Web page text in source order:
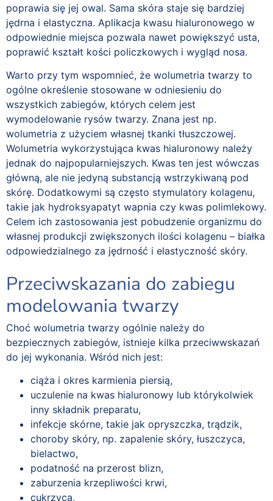
poprawia się jej owal. Sama skóra staje się bardziej
jędrna i elastyczna. Aplikacja kwasu hialuronowego w
odpowiednie miejsca pozwala nawet powiększyć usta,
poprawić kształt kości policzkowych i wygląd nosa.
Warto przy tym wspomnieć, że wolumetria twarzy to
ogólne określenie stosowane w odniesieniu do
wszystkich zabiegów, których celem jest
wymodelowanie rysów twarzy. Znana jest np.
wolumetria z użyciem własnej tkanki tłuszczowej.
Wolumetria wykorzystująca kwas hialuronowy należy
jednak do najpopularniejszych. Kwas ten jest wówczas
główną, ale nie jedyną substancją wstrzykiwaną pod
skórę. Dodatkowymi są często stymulatory kolagenu,
takie jak hydroksyapatyt wapnia czy kwas polimlekowy.
Celem ich zastosowania jest pobudzenie organizmu do
własnej produkcji zwiększonych ilości kolagenu – białka
odpowiedzialnego za jędrność i elastyczność skóry.
Przeciwskazania do zabiegu
modelowania twarzy
Choć wolumetria twarzy ogólnie należy do
bezpiecznych zabiegów, istnieje kilka przeciwwskazań
do jej wykonania. Wśród nich jest:
ciąża i okres karmienia piersią,
uczulenie na kwas hialuronowy lub którykolwiek
inny składnik preparatu,
infekcje skórne, takie jak opryszczka, trądzik,
choroby skóry, np. zapalenie skóry, łuszczyca,
bielactwo,
podatność na przerost blizn,
zaburzenia krzepliwości krwi,
cukrzyca,